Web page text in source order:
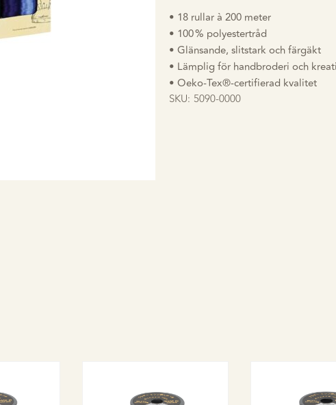
• 18 rullar à 200 meter
• 100 % polyestertråd
• Glänsande, slitstark och färgäkt
• Lämplig för handbroderi och
• Oeko-Tex®-certifierad kvalitet
SKU: 5090-0000